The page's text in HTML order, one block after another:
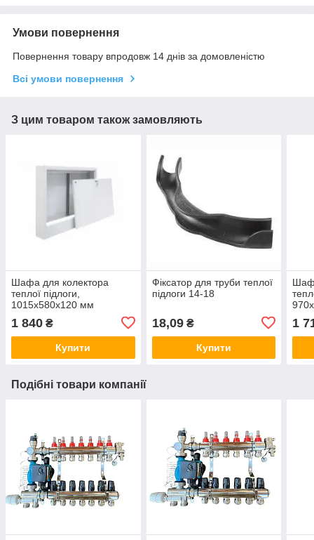
Умови повернення
Повернення товару впродовж 14 днів за домовленістю
Всі умови повернення
З цим товаром також замовляють
Шафа для колектора
теплої підлоги,
1015х580х120 мм
1 840 ₴
Купити
Фіксатор для труби теплої
підлоги 14-18
18,09₴
Купити
1
Подібні товари компанії